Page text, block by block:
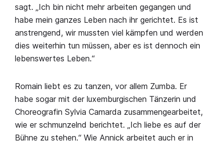
sagt. „Ich bin nicht mehr arbeiten gegangen und
habe mein ganzes Leben nach ihr gerichtet. Es ist
anstrengend, wir mussten viel kämpfen und werden
dies weiterhin tun müssen, aber es ist dennoch ein
lebenswertes Leben.“
Romain liebt es zu tanzen, vor allem Zumba. Er
habe sogar mit der luxemburgischen Tänzerin und
Choreografin Sylvia Camarda zusammengearbeitet,
wie er schmunzelnd berichtet. „Ich liebe es auf der
Bühne zu stehen.“ Wie Annick arbeitet auch er in